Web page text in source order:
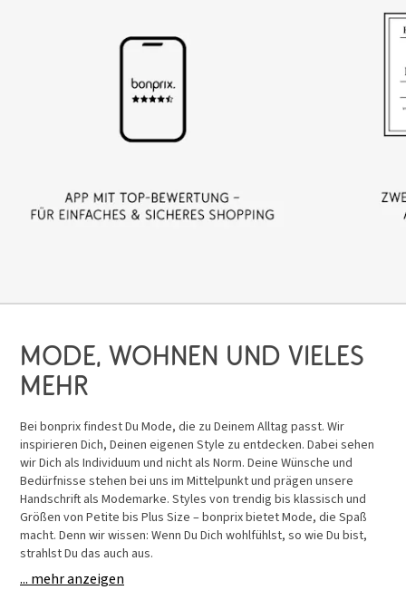
Mode, Wohnen und vieles
mehr
Bei bonprix findest Du Mode, die zu Deinem Alltag passt. Wir
inspirieren Dich, Deinen eigenen Style zu entdecken. Dabei sehen
wir Dich als Individuum und nicht als Norm. Deine Wünsche und
Bedürfnisse stehen bei uns im Mittelpunkt und prägen unsere
Handschrift als Modemarke. Styles von trendig bis klassisch und
Größen von Petite bis Plus Size – bonprix bietet Mode, die Spaß
macht. Denn wir wissen: Wenn Du Dich wohlfühlst, so wie Du bist,
strahlst Du das auch aus.
... mehr anzeigen